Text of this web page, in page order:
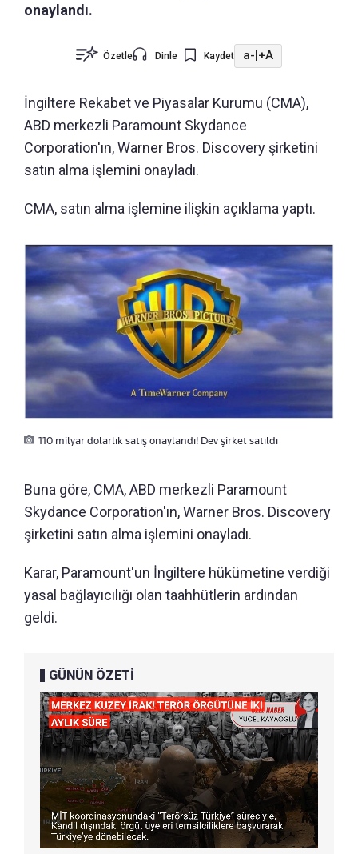
onaylandı.
Özetle Dinle Kaydet a- +A
İngiltere Rekabet ve Piyasalar Kurumu (CMA),
ABD merkezli Paramount Skydance
Corporation'ın, Warner Bros. Discovery şirketini
satın alma işlemini onayladı.
CMA, satın alma işlemine ilişkin açıklama yaptı.
110 milyar dolarlık satış onaylandı! Dev şirket satıldı
Buna göre, CMA, ABD merkezli Paramount
Skydance Corporation'ın, Warner Bros. Discovery
şirketini satın alma işlemini onayladı.
Karar, Paramount'un İngiltere hükümetine verdiği
yasal bağlayıcılığı olan taahhütlerin ardından
geldi.
GÜNÜN ÖZETİ